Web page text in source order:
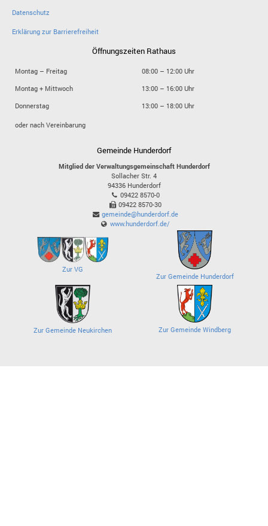
Datenschutz
Erklärung zur Barrierefreiheit
Öffnungszeiten Rathaus
Montag – Freitag
08:00 – 12:00 Uhr
Montag + Mittwoch
13:00 – 16:00 Uhr
Donnerstag
13:00 – 18:00 Uhr
oder nach Vereinbarung
Gemeinde Hunderdorf
Mitglied der Verwaltungsgemeinschaft Hunderdorf
Sollacher Str. 4
94336 Hunderdorf
09422 8570-0
09422 8570-30
gemeinde@hunderdorf.de
www.hunderdorf.de/
Zur VG
Zur Gemeinde Hunderdorf
Zur Gemeinde Neukirchen Zur Gemeinde Windberg